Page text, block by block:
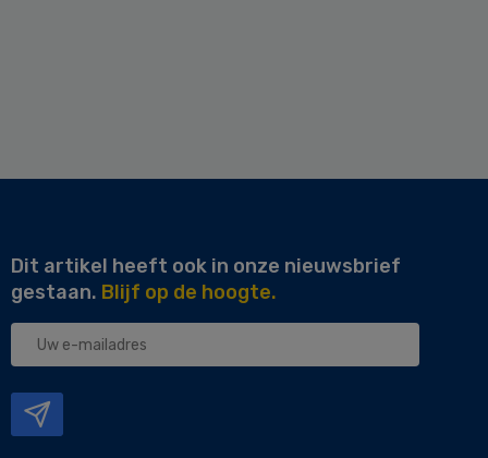
Dit artikel heeft ook in onze nieuwsbrief
gestaan. Blijf op de hoogte.
Uw